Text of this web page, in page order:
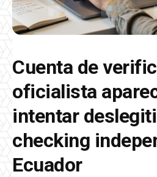
Cuenta de
oficialista
intentar
checking
Ecuador